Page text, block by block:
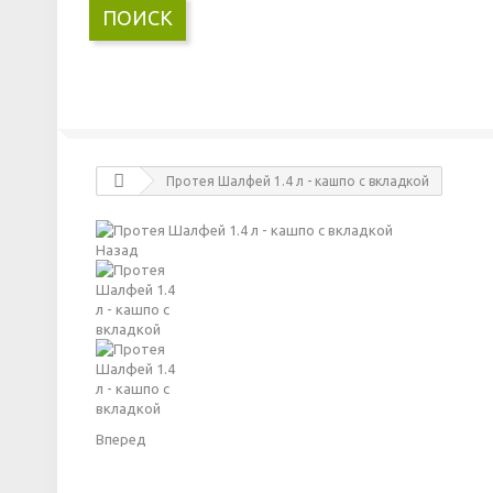
ПОИСК
Протея Шалфей 1.4 л - кашпо с вкладкой
Назад
Вперед